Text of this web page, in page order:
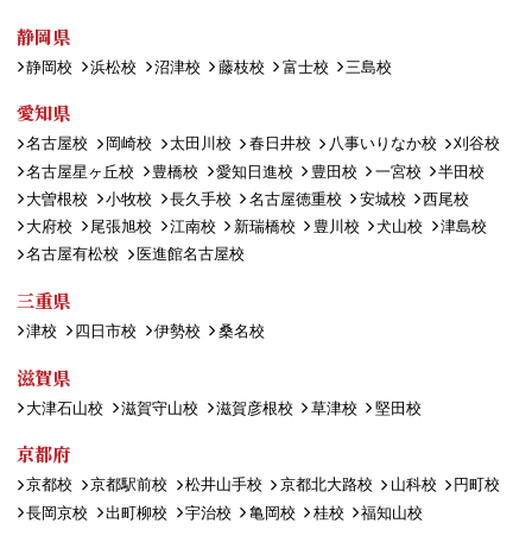
静岡県
静岡校 浜松校 沼津校 藤枝校 富士校 三島校
愛知県
名古屋校 岡崎校 太田川校 春日井校 八事いりなか校
刈谷校
名古屋星ヶ丘校
豊橋校 愛知日進校 豊田校 一宮校
半田校
大曽根校
小牧校 長久手校 名古屋徳重校 安城校
西尾校
大府校
尾張旭校 江南校 新瑞橋校 豊川校 犬山校
津島校
名古屋有松校
医進館名古屋校
三重県
津校 四日市校 伊勢校 桑名校
滋賀県
大津石山校 滋賀守山校 滋賀彦根校 草津校 堅田校
京都府
京都校 京都駅前校 松井山手校 京都北大路校 山科校
円町校
長岡京校
出町柳校 宇治校 亀岡校 桂校 福知山校